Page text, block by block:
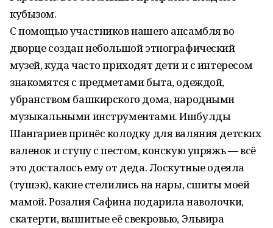
кубызом.
С помощью участников нашего ансамбля во
дворце создан небольшой этнографический
музей, куда часто приходят дети и с интересом
знакомятся с предметами быта, одеждой,
убранством башкирского дома, народными
музыкальными инструментами. Ишбулды
Шангариев принёс колодку для валяния детских
валенок и ступу с пестом, конскую упряжь — всё
это досталось ему от деда. Лоскутные одеяла
(тушэк), какие стелились на нары, сшиты моей
мамой. Розалия Сафина подарила наволочки,
скатерти, вышитые её свекровью, Эльвира